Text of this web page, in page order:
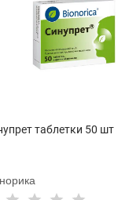
таблетки 50 шт